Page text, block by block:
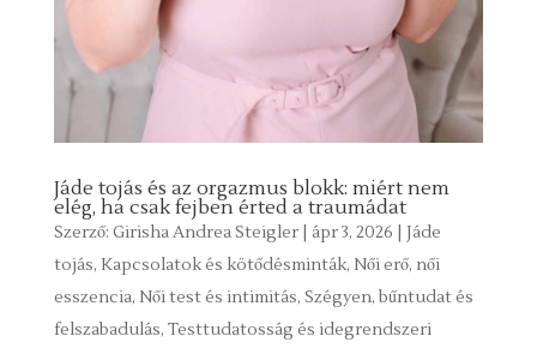
Jáde tojás és az orgazmus blokk: miért nem
elég, ha csak fejben érted a traumádat
Szerző: Girisha Andrea Steigler| ápr 3, 2026
Jáde
tojás, Kapcsolatok és kötődésminták, Női erő, női
esszencia, Női test és intimitás, Szégyen, bűntudat és
felszabadulás, Testtudatosság és idegrendszeri